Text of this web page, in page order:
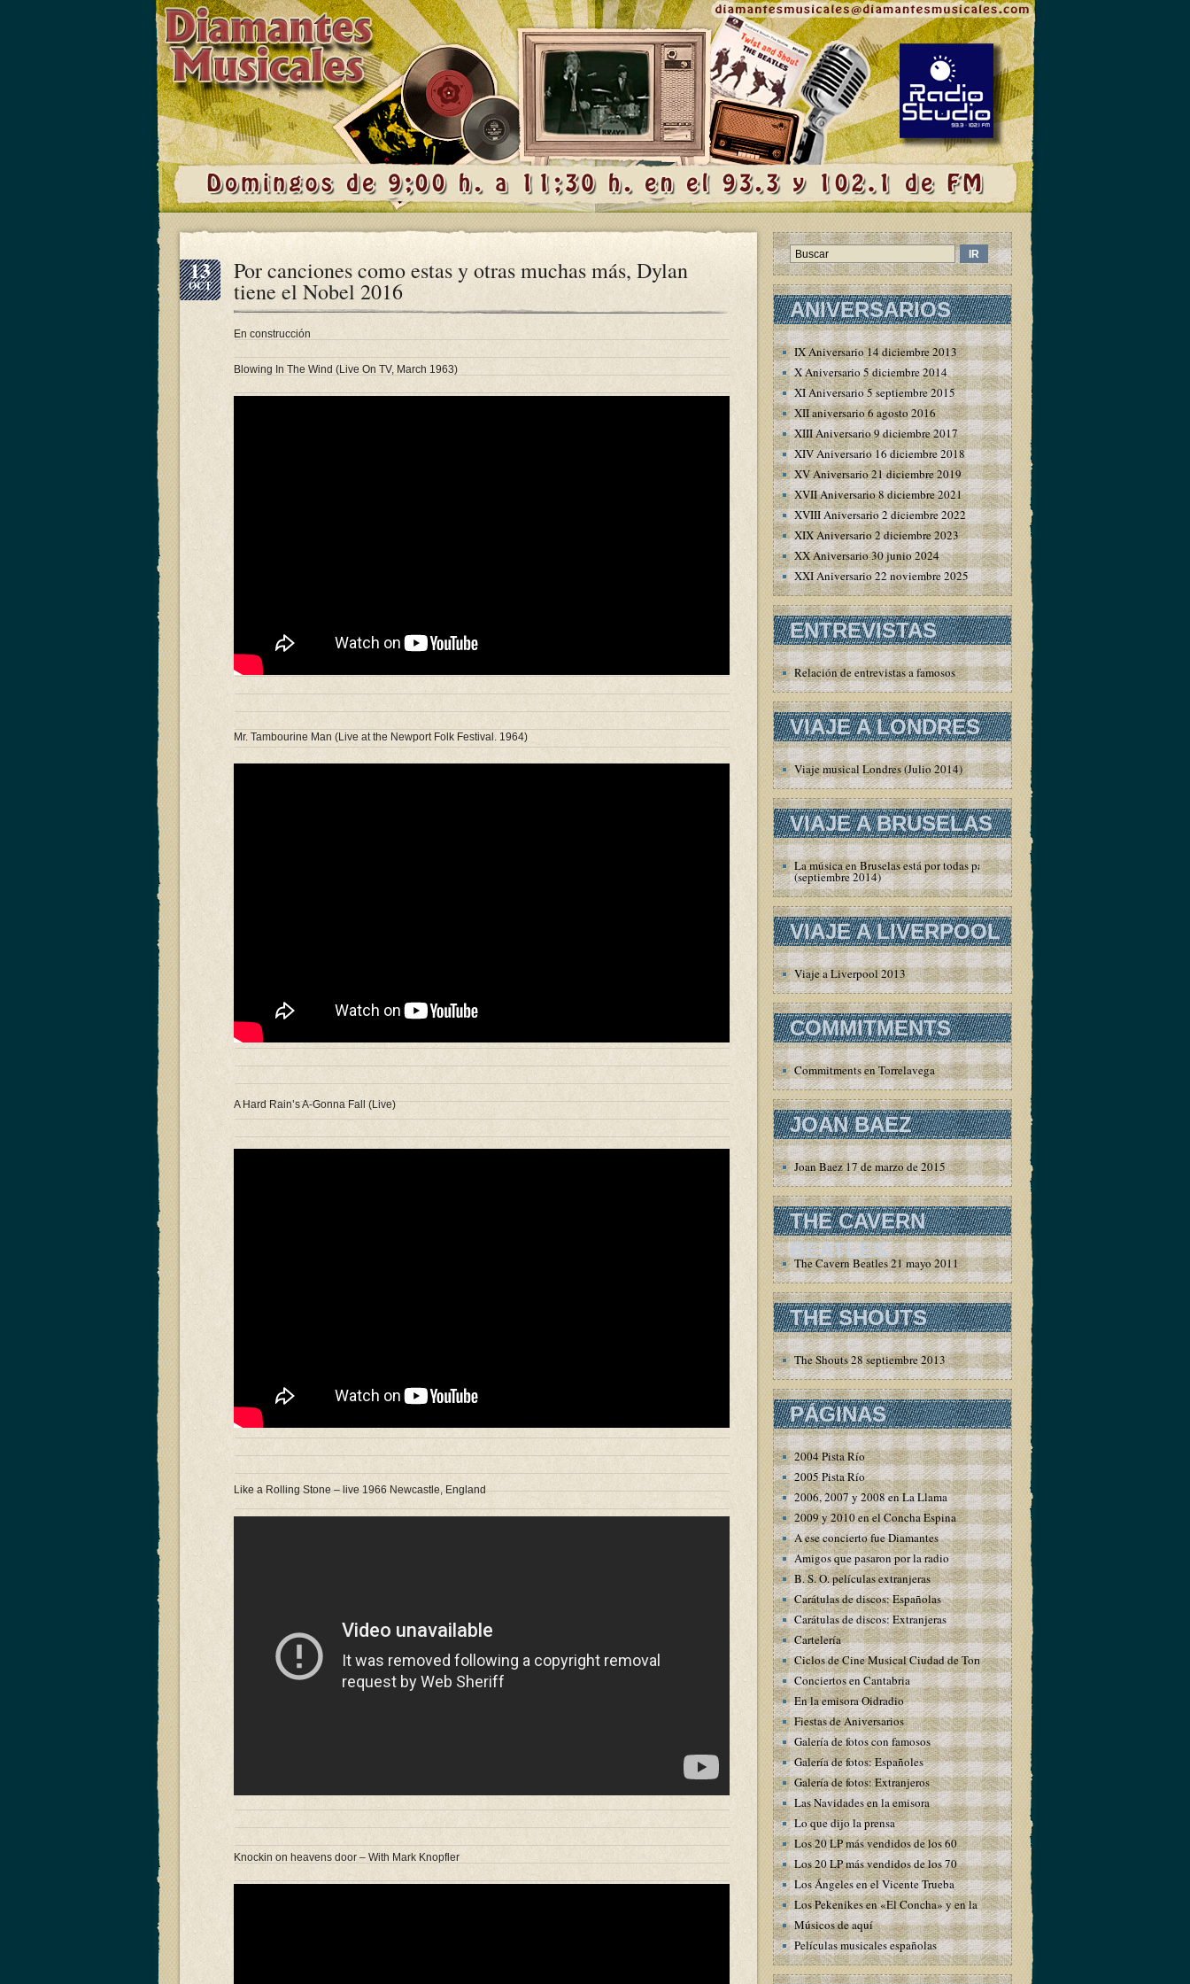
13
OCT
Por canciones como estas y otras muchas más, Dylan
tiene el Nobel 2016
En construcción
Blowing In The Wind (Live On TV, March 1963)
Mr. Tambourine Man (Live at the Newport Folk Festival. 1964)
A Hard Rain’s A-Gonna Fall (Live)
Like a Rolling Stone – live 1966 Newcastle, England
Knockin on heavens door – With Mark Knopfler
ANIVERSARIOS
IX Aniversario 14 diciembre 2013
X Aniversario 5 diciembre 2014
XI Aniversario 5 septiembre 2015
XII aniversario 6 agosto 2016
XIII Aniversario 9 diciembre 2017
XIV Aniversario 16 diciembre 2018
XV Aniversario 21 diciembre 2019
XVII Aniversario 8 diciembre 2021
XVIII Aniversario 2 diciembre 2022
XIX Aniversario 2 diciembre 2023
XX Aniversario 30 junio 2024
XXI Aniversario 22 noviembre 2025
ENTREVISTAS
Relación de entrevistas a famosos
VIAJE A LONDRES
Viaje musical Londres (Julio 2014)
VIAJE A BRUSELAS
La música en Bruselas está por todas partes
(septiembre 2014)
VIAJE A LIVERPOOL
Viaje a Liverpool 2013
COMMITMENTS
Commitments en Torrelavega
JOAN BAEZ
Joan Baez 17 de marzo de 2015
THE CAVERN
BEATLES
The Cavern Beatles 21 mayo 2011
THE SHOUTS
The Shouts 28 septiembre 2013
PÁGINAS
2004 Pista Río
2005 Pista Río
2006, 2007 y 2008 en La Llama
2009 y 2010 en el Concha Espina
A ese concierto fue Diamantes
Amigos que pasaron por la radio
B. S. O. películas extranjeras
Carátulas de discos: Españolas
Carátulas de discos: Extranjeras
Cartelería
Ciclos de Cine Musical Ciudad de Torrelavega
Conciertos en Cantabria
En la emisora Oidradio
Fiestas de Aniversarios
Galería de fotos con famosos
Galería de fotos: Españoles
Galería de fotos: Extranjeros
Las Navidades en la emisora
Lo que dijo la prensa
Los 20 LP más vendidos de los 60
Los 20 LP más vendidos de los 70
Los Ángeles en el Vicente Trueba
Los Pekenikes en «El Concha» y en la emisora
Músicos de aquí
Películas musicales españolas